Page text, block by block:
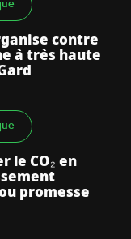
contre
à très haute
le CO₂ en
promesse